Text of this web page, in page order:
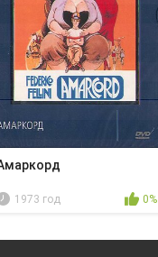
1973 год 0%